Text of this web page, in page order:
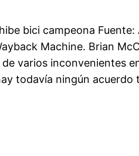
bici campeona
Machine. Brian
varios inconvenientes
todavía ningún acuerdo